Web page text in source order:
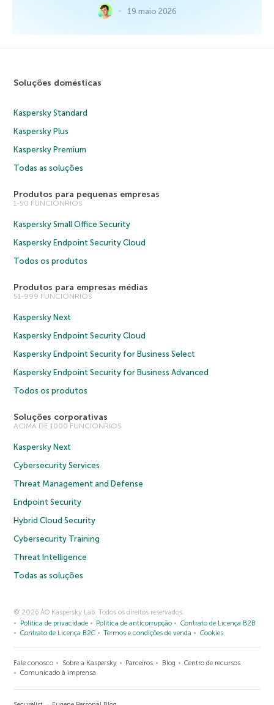
19 maio 2026
Soluções domésticas
Kaspersky Standard
Kaspersky Plus
Kaspersky Premium
Todas as soluções
Produtos para pequenas empresas
1-50 FUNCIONRIOS
Kaspersky Small Office Security
Kaspersky Endpoint Security Cloud
Todos os produtos
Produtos para empresas médias
51-999 FUNCIONRIOS
Kaspersky Next
Kaspersky Endpoint Security Cloud
Kaspersky Endpoint Security for Business Select
Kaspersky Endpoint Security for Business Advanced
Todos os produtos
Soluções corporativas
ACIMA DE 1000 FUNCIONRIOS
Kaspersky Next
Cybersecurity Services
Threat Management and Defense
Endpoint Security
Hybrid Cloud Security
Cybersecurity Training
Threat Intelligence
Todas as soluções
© 2026 AO Kaspersky Lab. Todos os direitos reservados.
Política de privacidade
Política de anticorrupção
Contrato de Licença B2B
Contrato de Licença B2C
Termos e condições de venda Cookies
Fale conosco Sobre a Kaspersky Parceiros Blog
Centro de recursos
Comunicado à imprensa